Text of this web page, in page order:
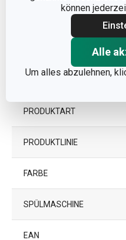
können
Alle
Um alles abzulehnen,
Andere Parameter
MATERIAL
PRODUKTART
PRODUKTLINIE
FARBE
SPÜLMASCHINE
EAN